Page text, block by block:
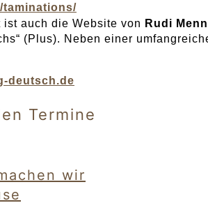
taminations/
ist auch die Website von Rudi
(Plus). Neben einer
deutsch.de
Termine
wir